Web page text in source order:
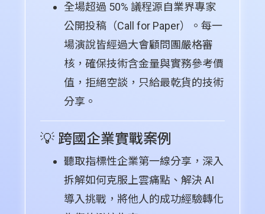
全場超過 50% 議程源自業界專家
公開投稿（Call for Paper）。每一
場演說皆經過大會顧問團嚴格審
核，確保技術含金量與實務參考價
值，拒絕空談，只給最乾貨的技術
分享。
💡 跨國企業實戰案例
聽取指標性企業第一線分享，深入
拆解如何克服上雲痛點、解決 AI
導入挑戰，將他人的成功經驗轉化